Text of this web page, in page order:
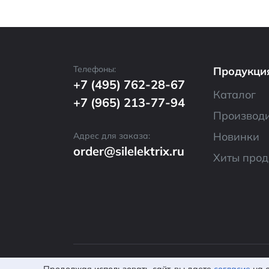
Телефоны:
+7 (495) 762-28-67
+7 (965) 213-77-94
Адрес для заказа:
order@silelektrix.ru
Каталог
Новинки
Хиты